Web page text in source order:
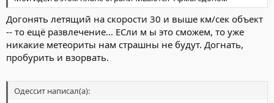
Догонять летящий на скорости 30 и выше км/сек объект
-- то ещё развлечение... ЕСли м ы это сможем, то уже
никакие метеориты нам страшны не будут. Догнать,
пробурить и взорвать.
Одессит написал(а):